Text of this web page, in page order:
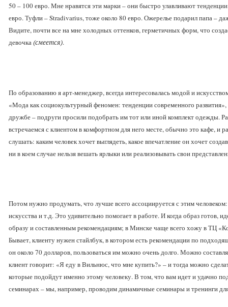
50 – 100 евро. Мне нравятся эти марки – они быстро улавливают
евро. Туфли – Stradivarius, тоже около 80 евро. Ожерелье подарил папа –
Видите, почти все на мне холодных оттенков, герметичных форм, что
девочка(смеется).
По образованию я арт-менеджер, всегда интересовалась модой и
«Мода как социокультурный феномен: тенденции современного
дружбе – подруги просили подобрать им тот или иной комплект одежды.
встречаемся с клиентом в комфортном для него месте, обычно это кафе, и
слушать: каким человек хочет выглядеть, какое впечатление он хочет
ни в коем случае нельзя вешать ярлыки или реализовывать свои
Потом нужно продумать, что лучше всего ассоциируется с этим
искусства и т.д. Это удивительно помогает в работе. И когда образ
образу и составленным рекомендациям; в Минске чаще всего хожу в ТЦ
Бывает, клиенту нужен стайлбук, в котором есть рекомендации по
он около 70 долларов, пользоваться им можно очень долго. Можно
клиент говорит: «Я еду в Вильнюс, что мне купить?» – и тогда можно
которые подойдут именно этому человеку. В том, что вам идет и удачно
семинарах – мы, например, проводим динамичные семинары и тренинги